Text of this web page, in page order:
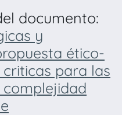
documento:
y
ético-
criticas para las
complejidad